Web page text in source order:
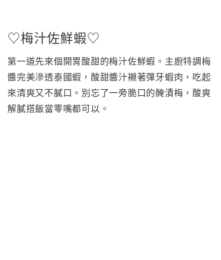
♡梅汁佐鮮蝦♡
第一道先來個開胃酸甜的梅汁佐鮮蝦。主廚特調梅
醬完美滲透泰國蝦，酸甜醬汁襯著彈牙蝦肉，吃起
來清爽又不膩口。別忘了一旁脆口的醃漬梅，酸爽
解膩搭飯當零嘴都可以。